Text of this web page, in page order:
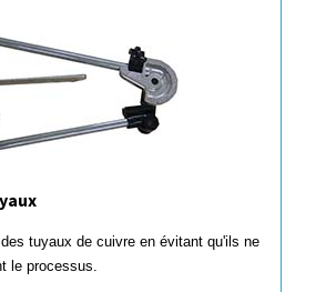
tuyaux de cuivre en évitant qu'ils ne
le processus.